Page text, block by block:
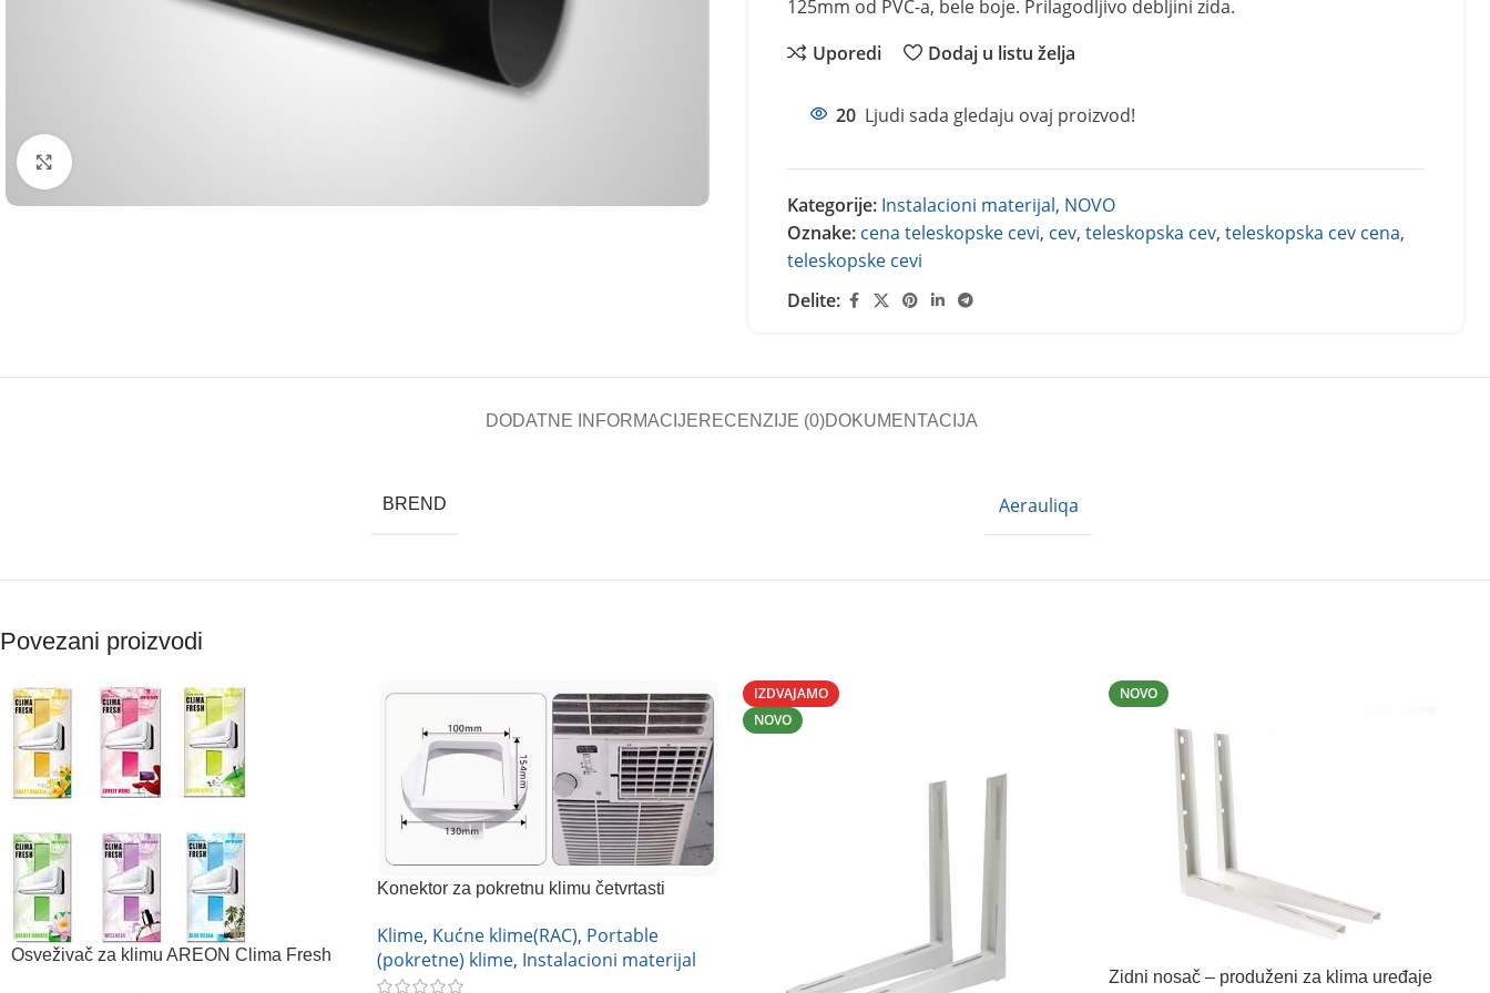
125mm od PVC-a, bele boje. Prilagodljivo debljini zida.
Uporedi
Dodaj u listu želja
20 Ljudi sada gledaju ovaj proizvod!
Kategorije: Instalacioni materijal, NOVO
Oznake: cena teleskopske cevi, cev, teleskopska cev, teleskopska cev cena,
teleskopske cevi
Delite:
DODATNE INFORMACIJERECENZIJE (0)DOKUMENTACIJA
BREND Aerauliqa
Povezani proizvodi
Osveživač za klimu AREON Clima Fresh
Konektor za pokretnu klimu četvrtasti
Klime, Kućne klime(RAC), Portable
(pokretne) klime, Instalacioni materijal
IZDVAJAMO
NOVO
NOVO
Zidni nosač – produženi za klima uređaje